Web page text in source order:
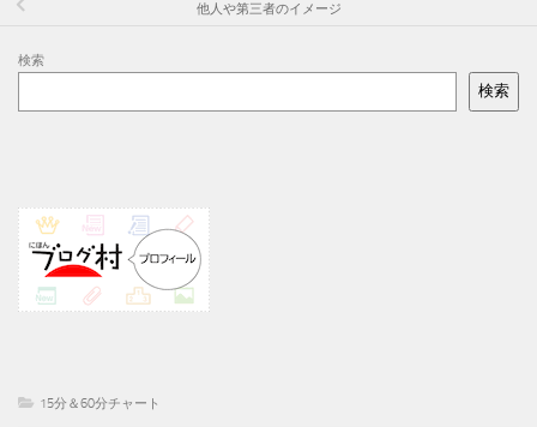
他人や第三者のイメージ
検索
検索
15分＆60分チャート